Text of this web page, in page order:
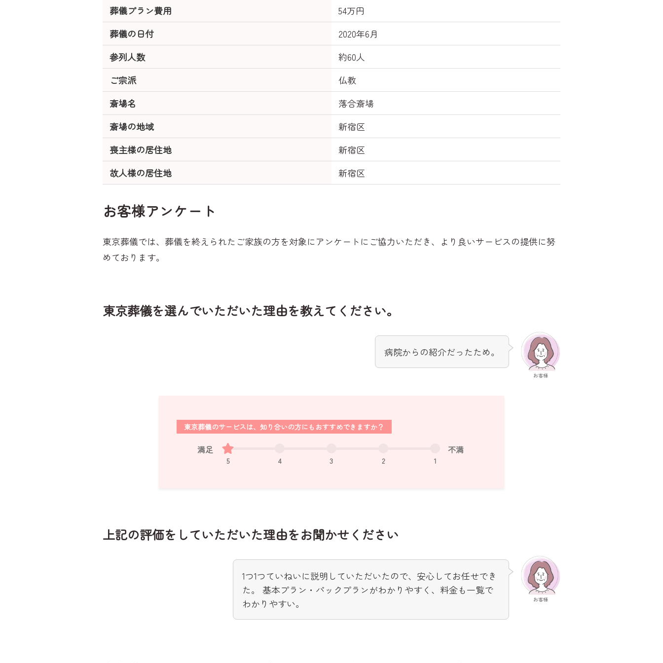
葬儀プラン費用
54万円
葬儀の日付
2020年6月
参列人数
約60人
ご宗派
仏教
斎場名
落合斎場
斎場の地域
新宿区
喪主様の居住地
新宿区
故人様の居住地
新宿区
お客様アンケート
東京葬儀では、葬儀を終えられたご家族の方を対象にアンケートにご協力いただき、より良いサービスの提供に努
めております。
東京葬儀を選んでいただいた理由を教えてください。
お客様
病院からの紹介だったため。
東京葬儀のサービスは、知り合いの方にもおすすめできますか？
満足
5 4 3 2 1
不満
上記の評価をしていただいた理由をお聞かせください
お客様
1つ1つていねいに説明していただいたので、安心してお任せでき
た。 基本プラン・パックプランがわかりやすく、料金も一覧で
わかりやすい。